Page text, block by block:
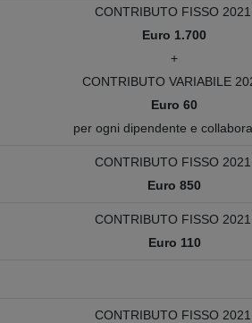
CONTRIBUTO FISSO
Euro 1.700
+
CONTRIBUTO VARIABILE
Euro 60
per ogni dipendente e
CONTRIBUTO FISSO
Euro 850
CONTRIBUTO FISSO
Euro 110
CONTRIBUTO FISSO